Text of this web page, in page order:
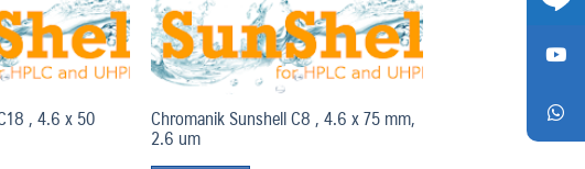
, 4.6 x 50 Chromanik Sunshell C8 , 4.6 x 75 mm,
2.6 um